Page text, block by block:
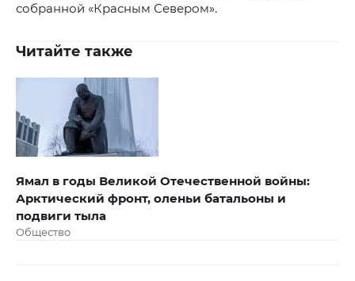
собранной «Красным Севером».
Читайте также
Ямал в годы Великой Отечественной войны:
Арктический фронт, оленьи батальоны и
подвиги тыла
Общество